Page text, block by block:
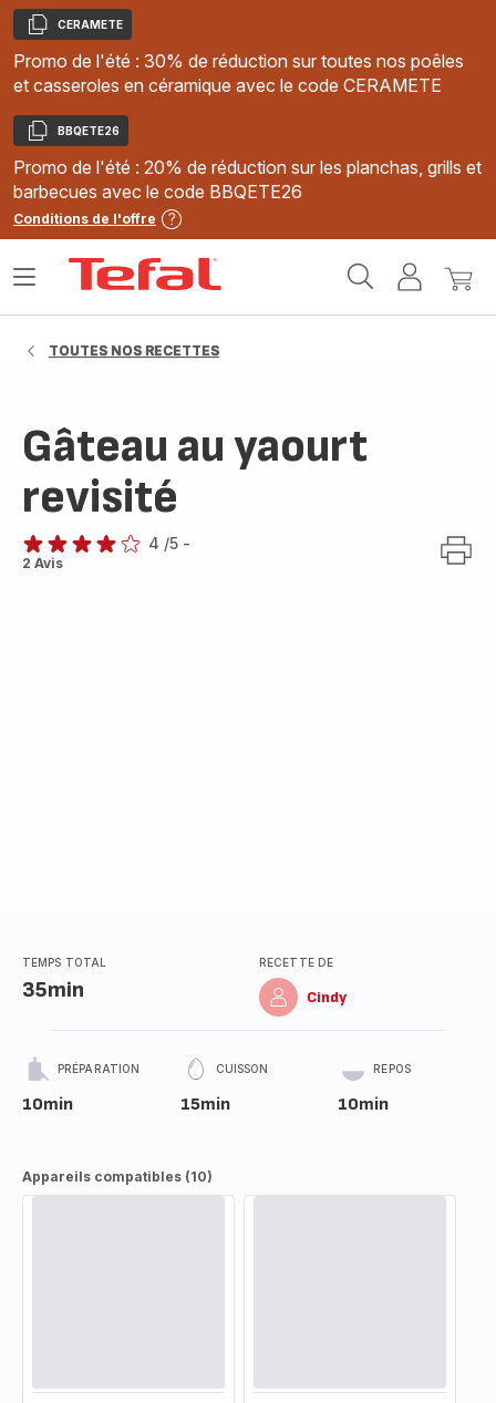
Copier
CERAMETE
Promo de l'été : 30% de réduction sur toutes nos poêles
et casseroles en céramique avec le code CERAMETE
Copier
BBQETE26
Promo de l'été : 20% de réduction sur les planchas, grills et
barbecues avec le code BBQETE26
Conditions de l'offre
MonMon
Ouvrir
TOUTES NOS RECETTES
Gâteau au yaourt
revisité
Avis
4 /5 -
2 Avis
TEMPS TOTAL
35min
RECETTE DE
Cindy
PRÉPARATION
10min
CUISSON
15min
REPOS
10min
Appareils compatibles (10)